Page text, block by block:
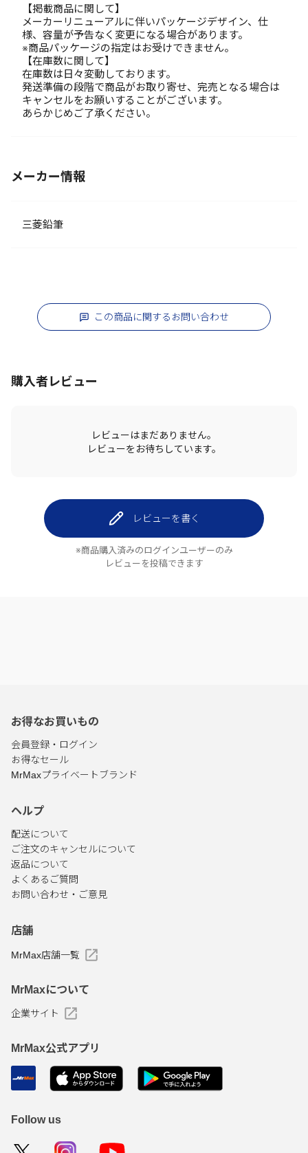
【掲載商品に関して】
メーカーリニューアルに伴いパッケージデザイン、仕
様、容量が予告なく変更になる場合があります。
※商品パッケージの指定はお受けできません。
【在庫数に関して】
在庫数は日々変動しております。
発送準備の段階で商品がお取り寄せ、完売となる場合は
キャンセルをお願いすることがございます。
あらかじめご了承ください。
メーカー情報
三菱鉛筆
この商品に関するお問い合わせ
購入者レビュー
レビューはまだありません。
レビューをお待ちしています。
レビューを書く
※商品購入済みのログインユーザーのみ
レビューを投稿できます
お得なお買いもの
会員登録・ログイン
お得なセール
MrMaxプライベートブランド
ヘルプ
配送について
ご注文のキャンセルについて
返品について
よくあるご質問
お問い合わせ・ご意見
店舗
MrMax店舗一覧
MrMaxについて
企業サイト
MrMax公式アプリ
Follow us